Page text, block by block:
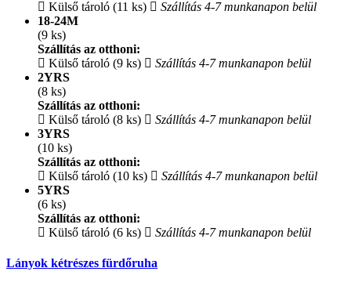
Külső tároló (11 ks)
Szállítás 4-7 munkanapon belül
18-24M
(9 ks)
Szállítás az otthoni:
Külső tároló (9 ks)
Szállítás 4-7 munkanapon belül
2YRS
(8 ks)
Szállítás az otthoni:
Külső tároló (8 ks)
Szállítás 4-7 munkanapon belül
3YRS
(10 ks)
Szállítás az otthoni:
Külső tároló (10 ks)
Szállítás 4-7 munkanapon belül
5YRS
(6 ks)
Szállítás az otthoni:
Külső tároló (6 ks)
Szállítás 4-7 munkanapon belül
Lányok kétrészes fürdőruha